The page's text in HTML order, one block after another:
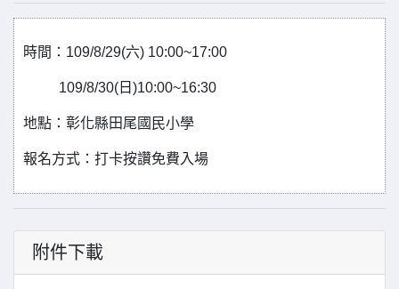
時間：109/8/29(六) 10:00~17:00
109/8/30(日)10:00~16:30
地點：彰化縣田尾國民小學
報名方式：打卡按讚免費入場
附件下載